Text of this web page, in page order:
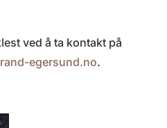
ved å ta kontakt på
egersund.no.